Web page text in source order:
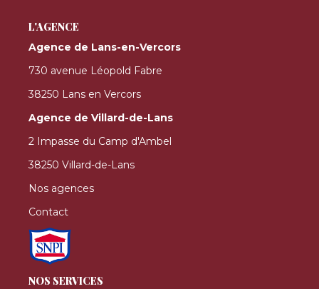
L'AGENCE
Agence de Lans-en-Vercors
730 avenue Léopold Fabre
38250 Lans en Vercors
Agence de Villard-de-Lans
2 Impasse du Camp d'Ambel
38250 Villard-de-Lans
Nos agences
Contact
NOS SERVICES